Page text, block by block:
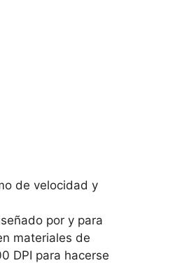
de velocidad y
por y para
materiales de
DPI para hacerse